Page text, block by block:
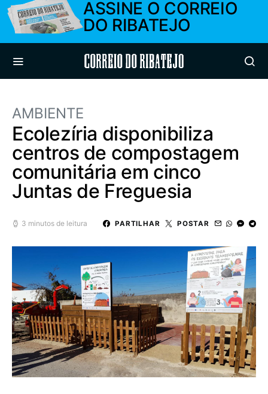
ASSINE O CORREIO
DO RIBATEJO
Correio do Ribatejo
AMBIENTE
Ecolezíria disponibiliza
centros de compostagem
comunitária em cinco
Juntas de Freguesia
3 minutos de leitura PARTILHAR POSTAR